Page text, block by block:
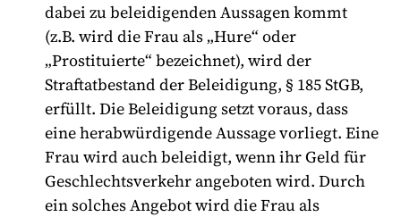
dabei zu beleidigenden Aussagen kommt
(z.B. wird die Frau als „Hure“ oder
„Prostituierte“ bezeichnet), wird der
Straftatbestand der Beleidigung, § 185 StGB,
erfüllt. Die Beleidigung setzt voraus, dass
eine herabwürdigende Aussage vorliegt. Eine
Frau wird auch beleidigt, wenn ihr Geld für
Geschlechtsverkehr angeboten wird. Durch
ein solches Angebot wird die Frau als